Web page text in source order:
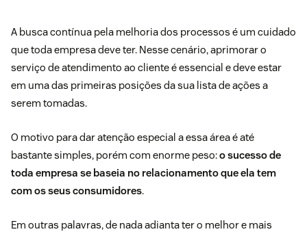
A busca contínua pela melhoria dos processos é um cuidado
que toda empresa deve ter. Nesse cenário, aprimorar o
serviço de atendimento ao cliente é essencial e deve estar
em uma das primeiras posições da sua lista de ações a
serem tomadas.
O motivo para dar atenção especial a essa área é até
bastante simples, porém com enorme peso:o sucesso de
toda empresa se baseia no relacionamento que ela tem
com os seus consumidores.
Em outras palavras, de nada adianta ter o melhor e mais